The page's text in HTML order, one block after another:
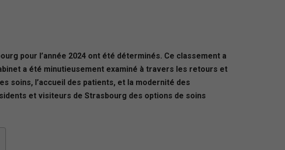
pour l’année 2024 ont été déterminés. Ce classement a
a été minutieusement examiné à travers les retours et
soins, l’accueil des patients, et la modernité des
et visiteurs de Strasbourg des options de soins